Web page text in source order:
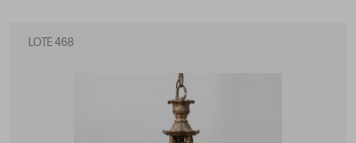
LOTE 468